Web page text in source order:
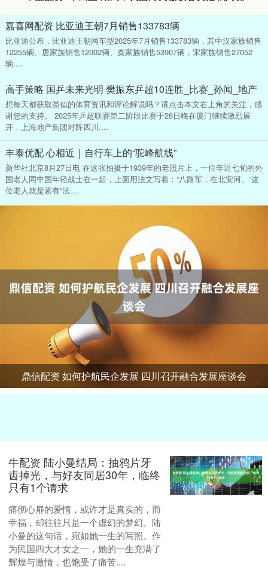
嘉喜网配资 比亚迪王朝7月销售133783辆
比亚迪公布，比亚迪王朝网车型2025年7月销售133783辆，其中汉家族销售
12255辆、唐家族销售12002辆、秦家族销售53907辆，宋家族销售27052
辆....
高手策略 国乒未来光明 樊振东乒超10连胜_比赛_孙闻_地产
想每天都获取类似的体育资讯和评论解说吗？请点击本文右上角的关注，感
谢您的支持。 2025年乒超联赛第二阶段比赛于26日晚在厦门继续激烈展
开，上海地产集团对阵四川....
丰泰优配 心相近｜自行车上的“驼峰航线”
新华社北京8月27日电 在这张拍摄于1939年的老照片上，一位年近七旬的外
国老人同中国年轻战士在一起，上面用法文写着：“八路军，在北安河。”这
位老人就是素有“法....
鼎信配资 如何护航民企发展 四川召开融合发展座谈会
牛配资 陆小曼结局：抽鸦片牙
齿掉光，与好友同居30年，临终
只有1个请求
痛彻心扉的爱情，或许才是真实的，而
幸福，却往往只是一个虚幻的梦幻。陆
小曼的这句话，宛如她一生的写照。作
为民国四大才女之一，她的一生充满了
辉煌与激情，也饱受了痛苦....